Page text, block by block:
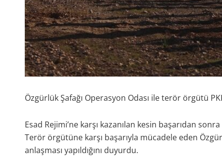
Özgürlük Şafağı Operasyon Odası ile terör örgütü
Esad Rejimi’ne karşı kazanılan kesin başarıdan
Terör örgütüne karşı başarıyla mücadele eden
anlaşması yapıldığını duyurdu.